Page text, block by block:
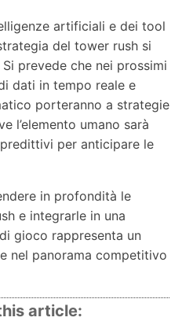
artificiali e dei tool
del tower rush si
prevede che nei prossimi
dati in tempo reale e
porteranno a strategie
l’elemento umano sarà
per anticipare le
in profondità le
e integrarle in una
gioco rappresenta un
nel panorama competitivo
article: